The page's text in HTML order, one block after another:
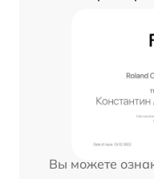
Вы можете